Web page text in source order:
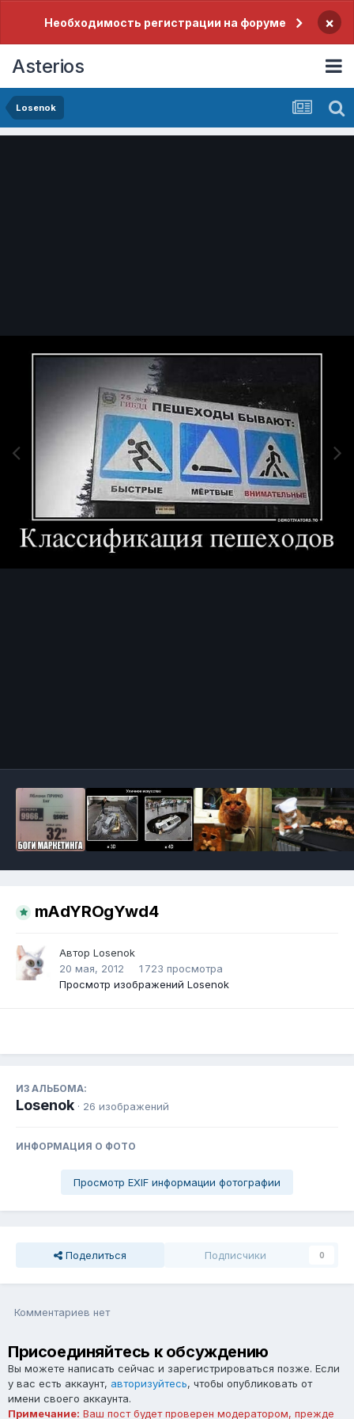
Необходимость регистрации на форуме ×
Asterios
Losenok
mAdYROgYwd4
Автор Losenok
20 мая, 2012
1 723 просмотра
Просмотр изображений Losenok
ИЗ АЛЬБОМА:
Losenok · 26 изображений
ИНФОРМАЦИЯ О ФОТО
Просмотр EXIF информации фотографии
Поделиться Подписчики 0
Комментариев нет
Присоединяйтесь к обсуждению
Вы можете написать сейчас и зарегистрироваться позже. Если
у вас есть аккаунт, авторизуйтесь, чтобы опубликовать от
имени своего аккаунта.
Примечание: Ваш пост будет проверен модератором, прежде